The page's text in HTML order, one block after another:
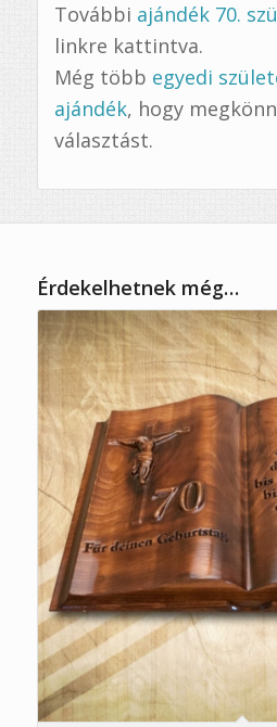
További ajándék 70.
linkre kattintva.
Még több egyedi
ajándék, hogy
választást.
Érdekelhetnek még…